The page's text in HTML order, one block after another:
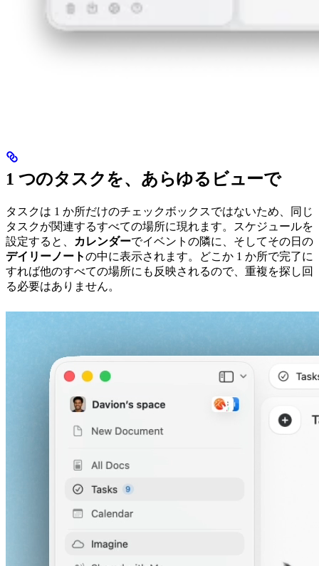
1 つのタスクを、あらゆるビューで
タスクは 1 か所だけのチェックボックスではないため、同じ
タスクが関連するすべての場所に現れます。スケジュールを
設定すると、
カレンダーでイベントの隣に、そしてその日の
デイリーノートの中に表示されます。どこか 1 か所で完了に
すれば他のすべての場所にも反映されるので、重複を探し回
る必要はありません。